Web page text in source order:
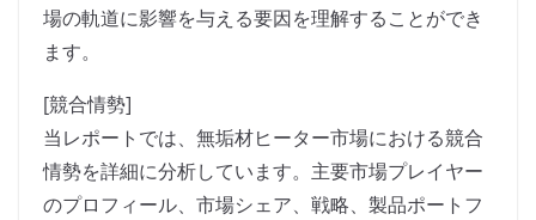
場の軌道に影響を与える要因を理解することができ
ます。
[競合情勢]
当レポートでは、無垢材ヒーター市場における競合
情勢を詳細に分析しています。主要市場プレイヤー
のプロフィール、市場シェア、戦略、製品ポートフ